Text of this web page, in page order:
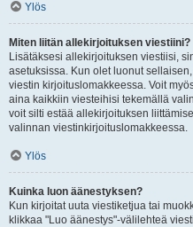
Ylös
Miten liitän allekirjoituksen viestiini?
Lisätäksesi allekirjoituksen viestiisi,
asetuksissa. Kun olet luonut
viestin kirjoituslomakkeessa. Voit
aina kaikkiin viesteihisi tekemällä
voit silti estää allekirjoituksen
valinnan viestinkirjoituslomakkeessa.
Ylös
Kuinka luon äänestyksen?
Kun kirjoitat uuta viestiketjua tai
klikkaa "Luo äänestys"-välilehteä